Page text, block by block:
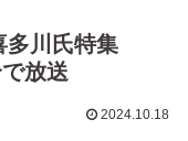
多川氏特集
放送
2024.10.18